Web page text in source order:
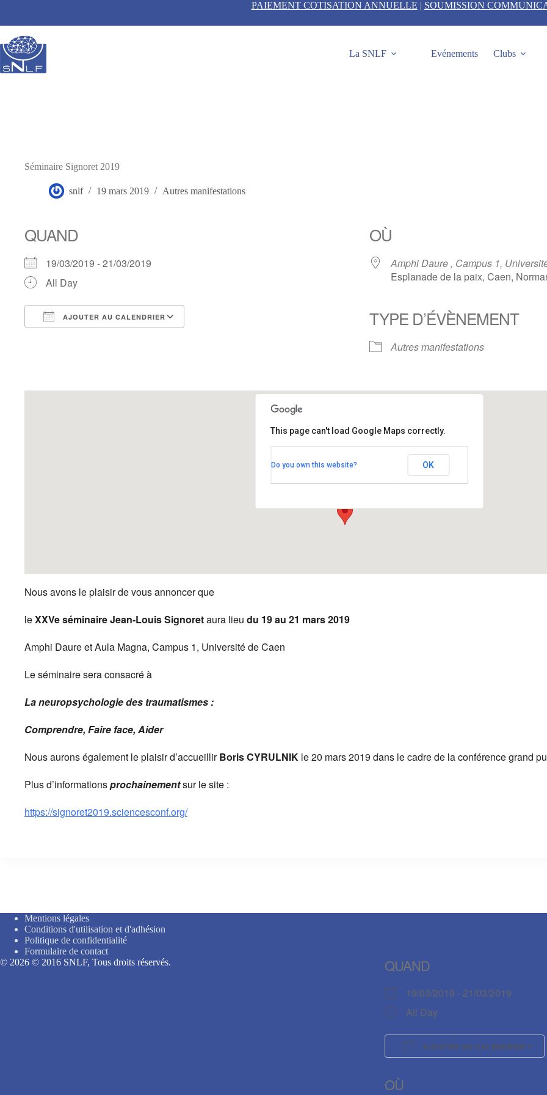
contenu
PAIEMENT COTISATION ANNUELLE | SOUMISSION
La SNLF Evénements Clubs
Séminaire Signoret 2019
snlf 19 mars 2019 Autres manifestations
QUAND
19/03/2019 - 21/03/2019
All Day
AJOUTER AU CALENDRIER
iCalendar
OÙ
Amphi Daure , Campus 1,
Esplanade de la paix, Caen,
TYPE D’ÉVÈNEMENT
Autres manifestations
Amphi Daure , Campus 1, Université de Caen
Esplanade de la paix - Caen
This page can't load Google Maps correctly.
Do you own this website? OK
Nous avons le plaisir de vous annoncer que
leXXVe séminaire Jean-Louis Signoretaura lieu du 19 au 21 mars 2019
Amphi Daure et Aula Magna, Campus 1, Université de Caen
Le séminaire sera consacré à
La neuropsychologie des traumatismes :
Comprendre, Faire face, Aider
Nous aurons également le plaisir d’accueillirBoris CYRULNIK le 20 mars 2019 dans le cadre de la conférence grand
Plus d’informationsprochainementsur le site :
https://signoret2019.sciencesconf.org/
Mentions légales
Conditions d'utilisation et d'adhésion
Politique de confidentialité
Formulaire de contact
© 2026 © 2016 SNLF, Tous droits réservés.
QUAND
19/03/2019 - 21/03/2019
All Day
AJOUTER AU CALENDRIER
OÙ